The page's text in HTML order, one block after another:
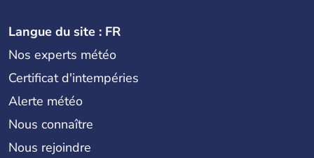
Langue du site : FR
Nos experts météo
Certificat d'intempéries
Alerte météo
Nous connaître
Nous rejoindre